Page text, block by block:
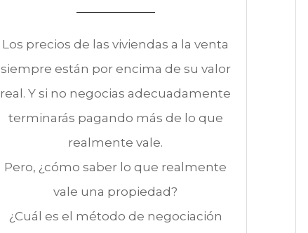
Los precios de las viviendas a la venta
siempre están por encima de su valor
real. Y si no negocias adecuadamente
terminarás pagando más de lo que
realmente vale.
Pero, ¿cómo saber lo que realmente
vale una propiedad?
¿Cuál es el método de negociación